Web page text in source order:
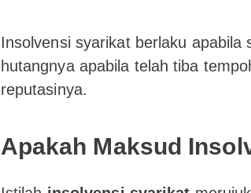
Insolvensi syarikat berlaku
hutangnya apabila telah tiba
reputasinya.
Apakah Maksud